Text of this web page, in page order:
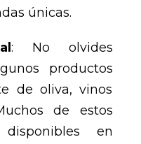
únicas.
: No olvides
productos
de oliva, vinos
de estos
en